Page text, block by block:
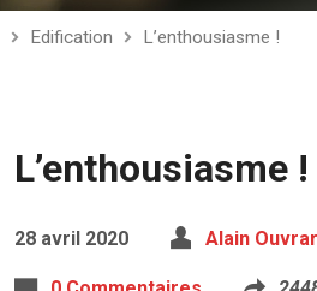
Edification L’enthousiasme !
L’enthousiasme !
28 avril 2020 Alain